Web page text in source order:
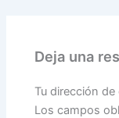
Deja una
Tu dirección
Los campos